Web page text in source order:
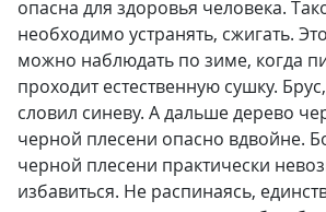
опасна для здоровья человека.
необходимо устранять, сжигать.
можно наблюдать по зиме, когда
проходит естественную сушку.
словил синеву. А дальше дерево
черной плесени опасно вдвойне.
черной плесени практически
избавиться. Не распинаясь,